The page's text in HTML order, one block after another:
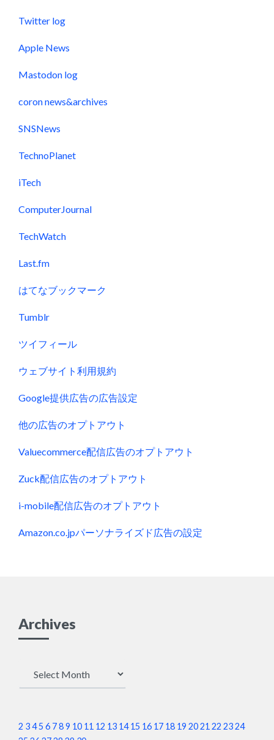
Twitter log
Apple News
Mastodon log
coron news&archives
SNSNews
TechnoPlanet
iTech
ComputerJournal
TechWatch
Last.fm
はてなブックマーク
Tumblr
ツイフィール
ウェブサイト利用規約
Google提供広告の広告設定
他の広告のオプトアウト
Valuecommerce配信広告のオプトアウト
Zuck配信広告のオプトアウト
i-mobile配信広告のオプトアウト
Amazon.co.jpパーソナライズド広告の設定
Archives
2 345 6 789 10 11 12 13 14 15 16 17 18 19 2021 22 2324